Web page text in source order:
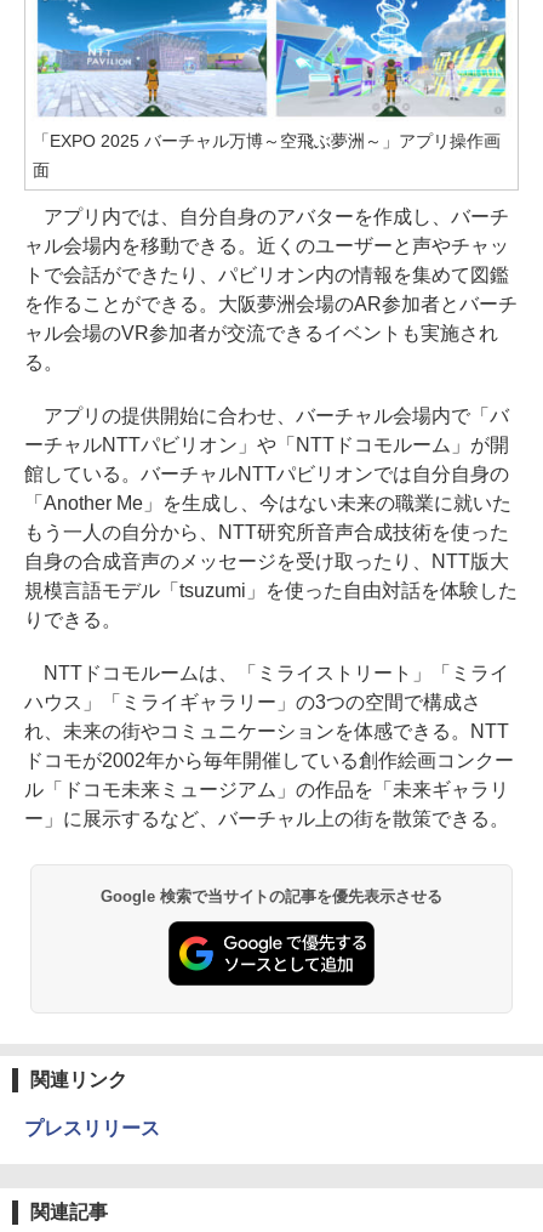
「EXPO 2025 バーチャル万博～空飛ぶ夢洲～」アプリ操作画
面
アプリ内では、自分自身のアバターを作成し、バーチ
ャル会場内を移動できる。近くのユーザーと声やチャッ
トで会話ができたり、パビリオン内の情報を集めて図鑑
を作ることができる。大阪夢洲会場のAR参加者とバーチ
ャル会場のVR参加者が交流できるイベントも実施され
る。
アプリの提供開始に合わせ、バーチャル会場内で「バ
ーチャルNTTパビリオン」や「NTTドコモルーム」が開
館している。バーチャルNTTパビリオンでは自分自身の
「Another Me」を生成し、今はない未来の職業に就いた
もう一人の自分から、NTT研究所音声合成技術を使った
自身の合成音声のメッセージを受け取ったり、NTT版大
規模言語モデル「tsuzumi」を使った自由対話を体験した
りできる。
NTTドコモルームは、「ミライストリート」「ミライ
ハウス」「ミライギャラリー」の3つの空間で構成さ
れ、未来の街やコミュニケーションを体感できる。NTT
ドコモが2002年から毎年開催している創作絵画コンクー
ル「ドコモ未来ミュージアム」の作品を「未来ギャラリ
ー」に展示するなど、バーチャル上の街を散策できる。
Google 検索で当サイトの記事を優先表示させる
関連リンク
プレスリリース
関連記事